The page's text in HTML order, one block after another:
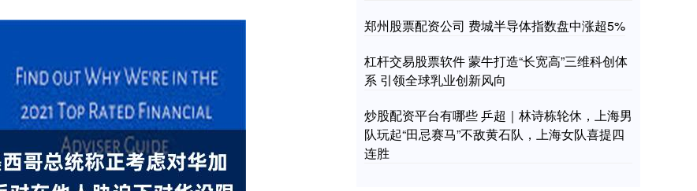
郑州股票配资公司 费城半导体指数盘中涨超5%
杠杆交易股票软件 蒙牛打造“长宽高”三维科创体
系 引领全球乳业创新风向
炒股配资平台有哪些 乒超｜林诗栋轮休，上海男
队玩起“田忌赛马”不敌黄石队，上海女队喜提四
连胜